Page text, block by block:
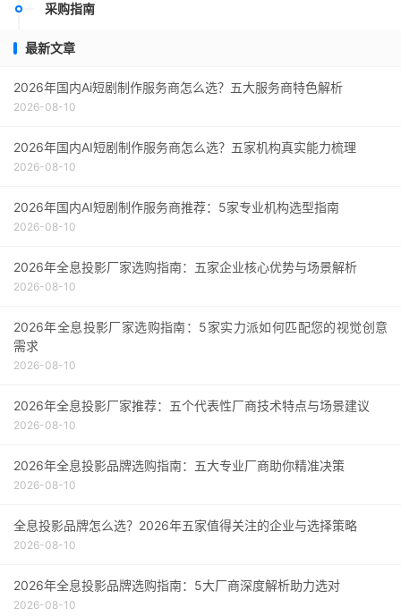
采购指南
最新文章
2026年国内Ai短剧制作服务商怎么选？五大服务商特色解析
2026-08-10
2026年国内AI短剧制作服务商怎么选？五家机构真实能力梳理
2026-08-10
2026年国内AI短剧制作服务商推荐：5家专业机构选型指南
2026-08-10
2026年全息投影厂家选购指南：五家企业核心优势与场景解析
2026-08-10
2026年全息投影厂家选购指南：5家实力派如何匹配您的视觉创意
需求
2026-08-10
2026年全息投影厂家推荐：五个代表性厂商技术特点与场景建议
2026-08-10
2026年全息投影品牌选购指南：五大专业厂商助你精准决策
2026-08-10
全息投影品牌怎么选？2026年五家值得关注的企业与选择策略
2026-08-10
2026年全息投影品牌选购指南：5大厂商深度解析助力选对
2026-08-10